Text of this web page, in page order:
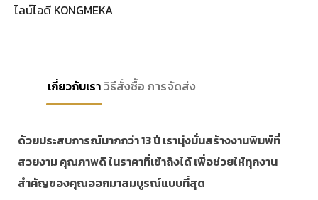
ไลน์ไอดี KONGMEKA
เกี่ยวกับเรา วิธีสั่งซื้อ การจัดส่ง
ด้วยประสบการณ์มากกว่า 13 ปี เรามุ่งมั่นสร้างงานพิมพ์ที่
สวยงาม คุณภาพดี ในราคาที่เข้าถึงได้ เพื่อช่วยให้ทุกงาน
สำคัญของคุณออกมาสมบูรณ์แบบที่สุด